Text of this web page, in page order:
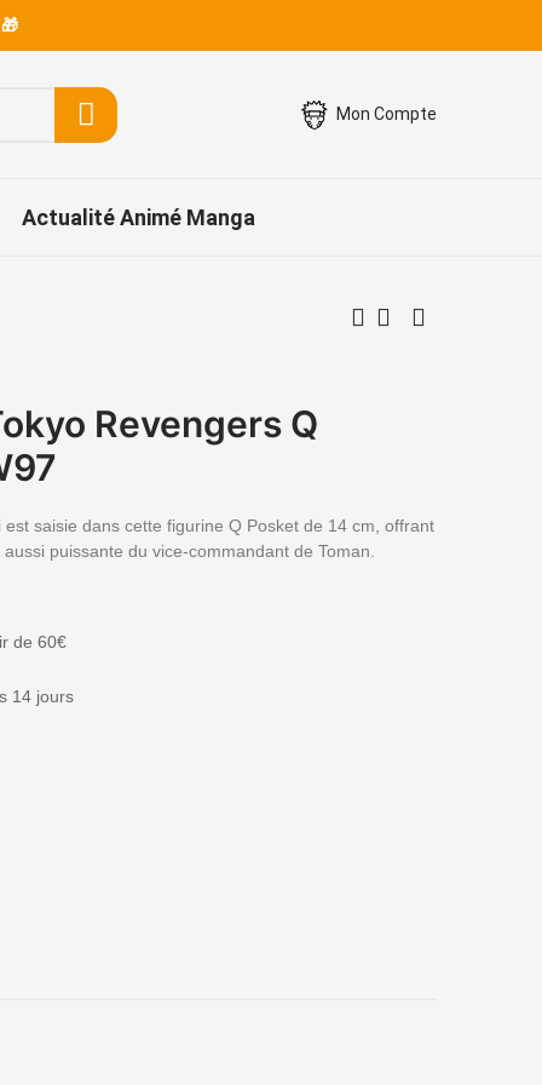
Mon Compte
Actualité Animé Manga
Revengers Q
saisie dans cette figurine Q Posket de 14 cm, offrant
puissante du vice-commandant de Toman.
de 60€
14 jours